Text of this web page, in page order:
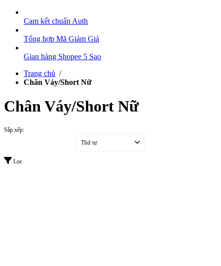
Cam kết chuẩn Auth
Tổng hợp Mã Giảm Giá
Gian hàng Shopee 5 Sao
Trang chủ /
Chân Váy/Short Nữ
Chân Váy/Short Nữ
Sắp xếp:
Thứ tự
Lọc